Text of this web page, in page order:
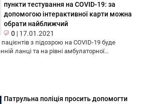
пункти тестування на COVID-19: за
допомогою інтерактивної карти можна
обрати найближчий
0 | 17.01.2021
з підозрою на COVID-19 буде
ланці та на рівні амбулаторної...
Патрульна поліція просить допомогти